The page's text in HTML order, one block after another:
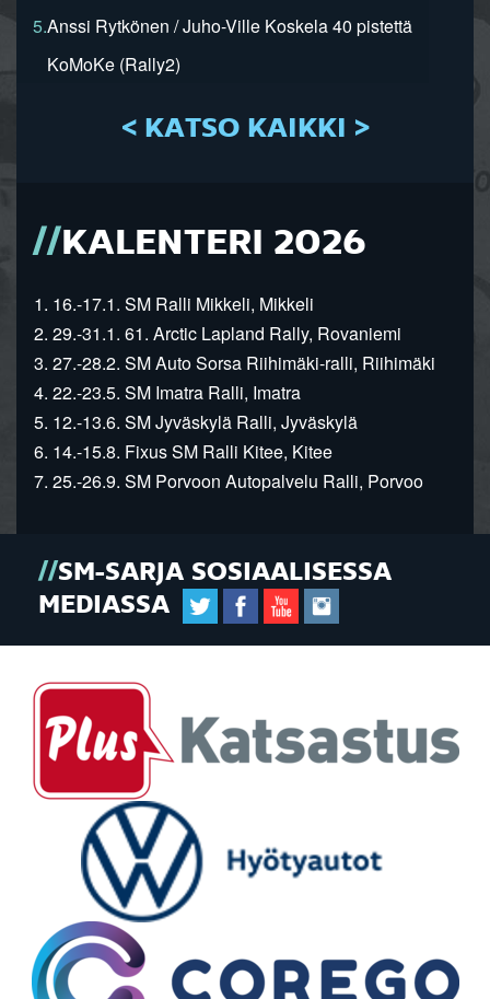
5.Anssi Rytkönen / Juho-Ville Koskela 40 pistettä
KoMoKe (Rally2)
< KATSO KAIKKI >
KALENTERI 2026
1. 16.-17.1. SM Ralli Mikkeli, Mikkeli
2. 29.-31.1. 61. Arctic Lapland Rally, Rovaniemi
3. 27.-28.2. SM Auto Sorsa Riihimäki-ralli, Riihimäki
4. 22.-23.5. SM Imatra Ralli, Imatra
5. 12.-13.6. SM Jyväskylä Ralli, Jyväskylä
6. 14.-15.8. Fixus SM Ralli Kitee, Kitee
7. 25.-26.9. SM Porvoon Autopalvelu Ralli, Porvoo
SM-SARJA SOSIAALISESSA
MEDIASSA